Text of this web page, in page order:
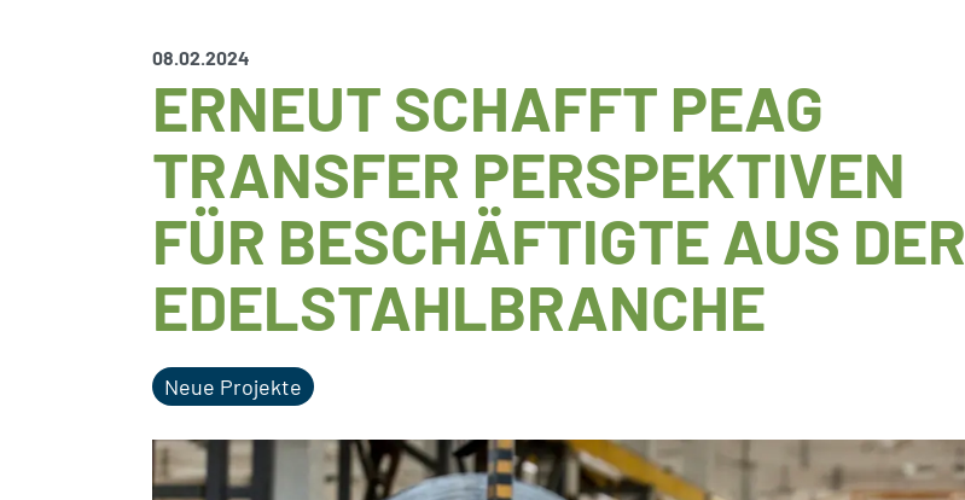
08.02.2024
ERNEUT SCHAFFT PEAG
TRANSFER PERSPEKTIVEN
FÜR BESCHÄFTIGTE AUS DER
EDELSTAHLBRANCHE
Neue Projekte